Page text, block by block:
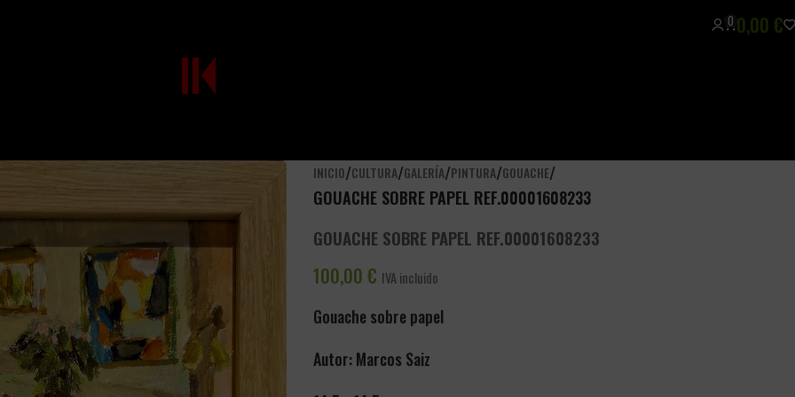
0 0,00 €
INICIO/CULTURA/GALERÍA/PINTURA/GOUACHE/
GOUACHE SOBRE PAPEL REF.00001608233
GOUACHE SOBRE PAPEL REF.00001608233
100,00€ IVA incluido
Gouache sobre papel
Autor: Marcos Saiz